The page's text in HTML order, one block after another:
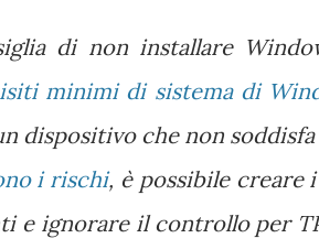
di non installare
minimi di sistema di
dispositivo che non
i rischi, è possibile creare
e ignorare il controllo per